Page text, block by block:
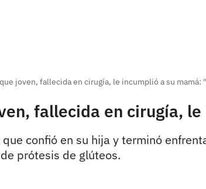
joven, fallecida en cirugía, le incumplió a su mamá:
fallecida en cirugía,
confió en su hija y terminó
prótesis de glúteos.